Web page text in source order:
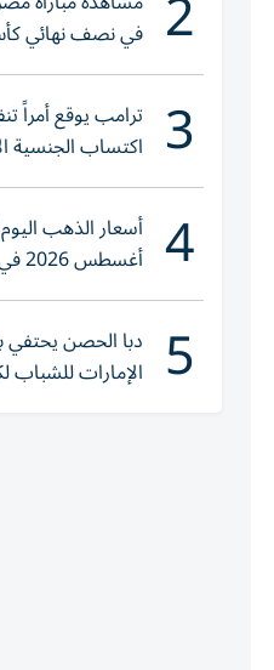
في نصف نهائي
لناشئات اليد 2026
3 ترامب يوقع أمراً
اكتساب الجنسية
4 يقترب من هذا
5 دبا الحصن يحتفي
الإمارات للشباب